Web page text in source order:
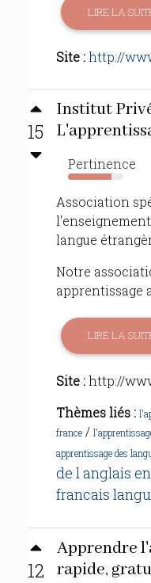
LIRE LA
Site :http://
15
Institut Privé
Pertinence
79%
Association
langue
Notre
apprentissage
LIRE LA
Site :http://
Thèmes liés :
france /
apprentissage des
de l anglais
francais
12
Apprendre
rapide,